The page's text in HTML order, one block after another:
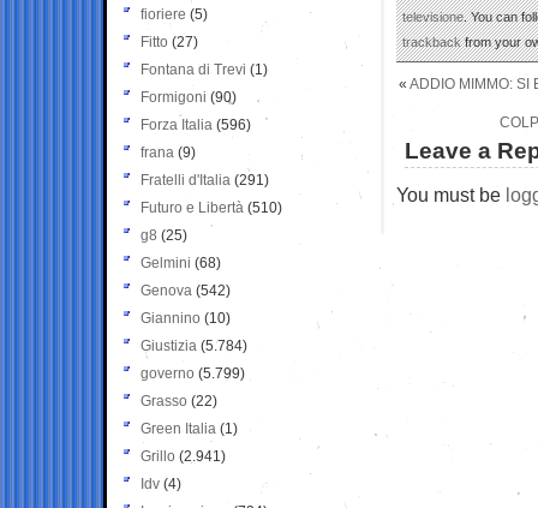
televisione. You can
trackbackfrom your
« ADDIO MIMMO: SI
Leave a
You must be
fioriere (5)
Fitto (27)
Fontana di Trevi (1)
Formigoni (90)
Forza Italia (596)
frana (9)
Fratelli d'Italia (291)
Futuro e Libertà (510)
g8 (25)
Gelmini (68)
Genova (542)
Giannino (10)
Giustizia (5.784)
governo (5.799)
Grasso (22)
Green Italia (1)
Grillo (2.941)
Idv (4)